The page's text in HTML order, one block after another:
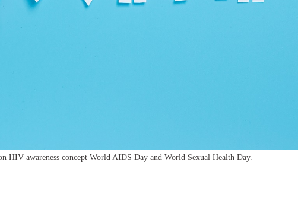
HIV awareness concept World AIDS Day and World Sexual Health Day.